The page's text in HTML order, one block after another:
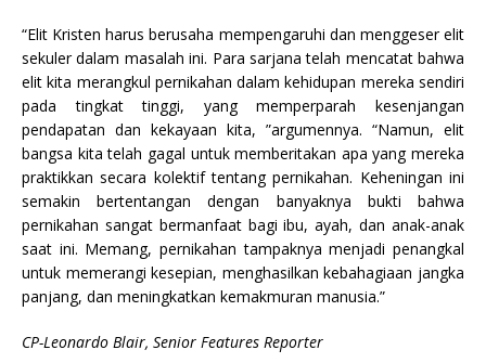
“Elit Kristen harus berusaha mempengaruhi dan menggeser elit
sekuler dalam masalah ini. Para sarjana telah mencatat bahwa
elit kita merangkul pernikahan dalam kehidupan mereka sendiri
pada tingkat tinggi, yang memperparah kesenjangan
pendapatan dan kekayaan kita, ”argumennya. “Namun, elit
bangsa kita telah gagal untuk memberitakan apa yang mereka
praktikkan secara kolektif tentang pernikahan. Keheningan ini
semakin bertentangan dengan banyaknya bukti bahwa
pernikahan sangat bermanfaat bagi ibu, ayah, dan anak-anak
saat ini. Memang, pernikahan tampaknya menjadi penangkal
untuk memerangi kesepian, menghasilkan kebahagiaan jangka
panjang, dan meningkatkan kemakmuran manusia.”
CP-Leonardo Blair, Senior Features Reporter